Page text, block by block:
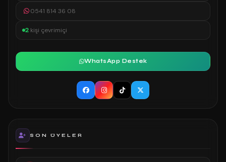
0541 814 36 08
2 kişi çevrimiçi
WhatsApp Destek
SON ÜYELER